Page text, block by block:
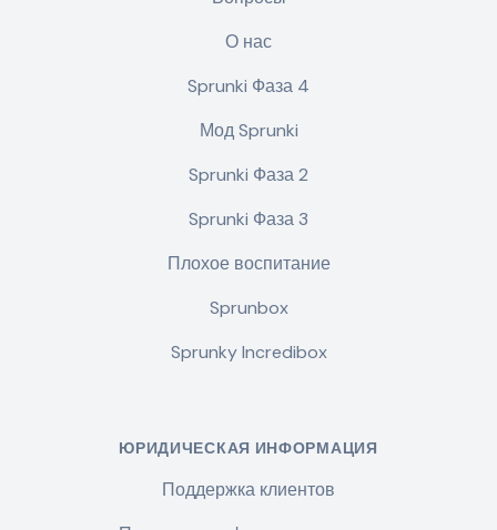
О нас
Sprunki Фаза 4
Мод Sprunki
Sprunki Фаза 2
Sprunki Фаза 3
Плохое воспитание
Sprunbox
Sprunky Incredibox
ЮРИДИЧЕСКАЯ ИНФОРМАЦИЯ
Поддержка клиентов